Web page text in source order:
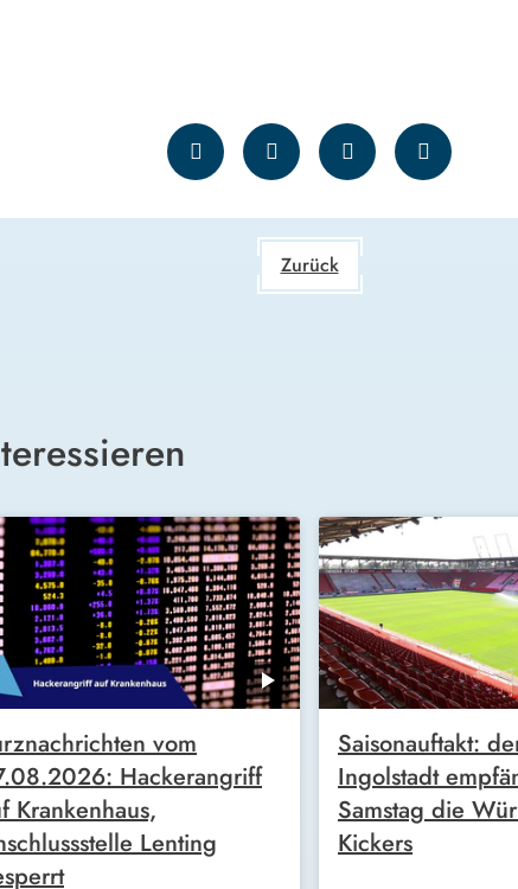
Zurück
vom
Hackerangriff
Krankenhaus,
Lenting
Saisonauftakt:
Ingolstadt
Samstag die
Kickers